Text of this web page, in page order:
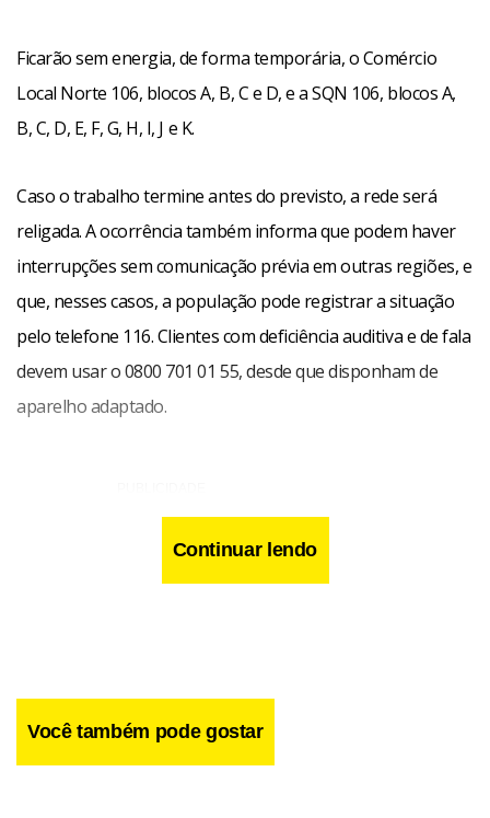
Ficarão sem energia, de forma temporária, o Comércio
Local Norte 106, blocos A, B, C e D, e a SQN 106, blocos A,
B, C, D, E, F, G, H, I, J e K.
Caso o trabalho termine antes do previsto, a rede será
religada. A ocorrência também informa que podem haver
interrupções sem comunicação prévia em outras regiões, e
que, nesses casos, a população pode registrar a situação
pelo telefone 116. Clientes com deficiência auditiva e de fala
devem usar o 0800 701 01 55, desde que disponham de
aparelho adaptado.
Continuar lendo
Você também pode gostar